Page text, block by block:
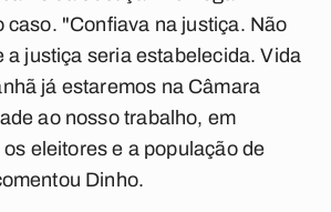
caso. "Confiava na justiça. Não
a justiça seria estabelecida. Vida
já estaremos na Câmara
ao nosso trabalho, em
eleitores e a população de
Dinho.